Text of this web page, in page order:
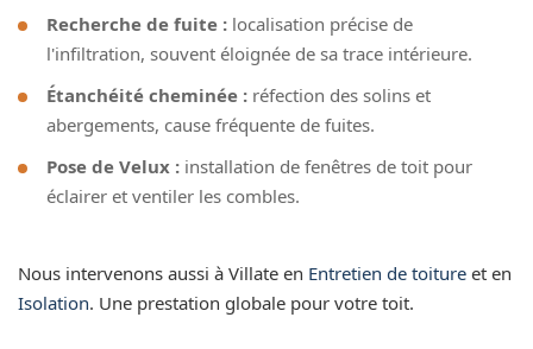
Recherche de fuite : localisation précise de
l'infiltration, souvent éloignée de sa trace intérieure.
Étanchéité cheminée : réfection des solins et
abergements, cause fréquente de fuites.
Pose de Velux : installation de fenêtres de toit pour
éclairer et ventiler les combles.
Nous intervenons aussi à Villate en Entretien de toiture et en
Isolation. Une prestation globale pour votre toit.